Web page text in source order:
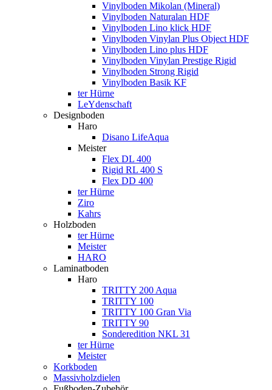
Vinylboden Mikolan (Mineral)
Vinylboden Naturalan HDF
Vinylboden Lino klick HDF
Vinylboden Vinylan Plus Object HDF
Vinylboden Lino plus HDF
Vinylboden Vinylan Prestige Rigid
Vinylboden Strong Rigid
Vinylboden Basik KF
ter Hürne
LeYdenschaft
Designboden
Haro
Disano LifeAqua
Meister
Flex DL 400
Rigid RL 400 S
Flex DD 400
ter Hürne
Ziro
Kahrs
Holzboden
ter Hürne
Meister
HARO
Laminatboden
Haro
TRITTY 200 Aqua
TRITTY 100
TRITTY 100 Gran Via
TRITTY 90
Sonderedition NKL 31
ter Hürne
Meister
Korkboden
Massivholzdielen